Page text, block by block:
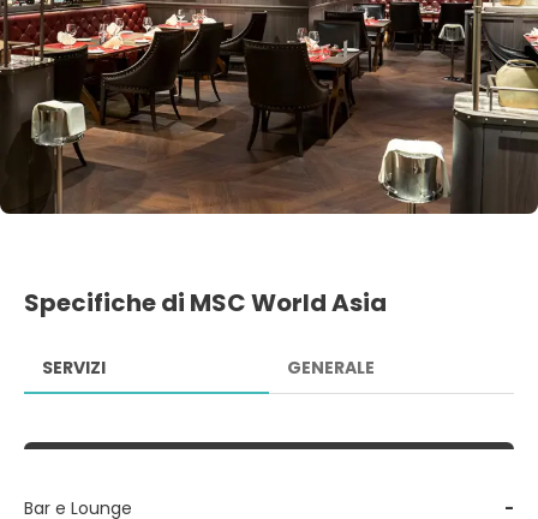
Specifiche di MSC World Asia
SERVIZI GENERALE
Bar e Lounge -